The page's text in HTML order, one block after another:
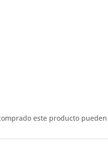
este producto